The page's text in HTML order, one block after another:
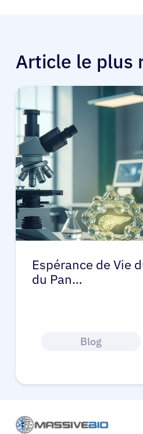
Article le plus
Espérance de Vie
du Pan…
Blog